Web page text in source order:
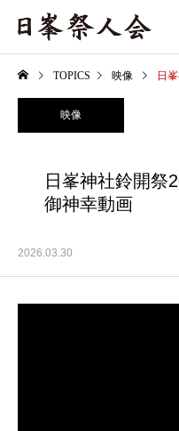
TOPICS 映像 日
映像
日峯神社鈴開祭
御神幸動画
2026.03.30